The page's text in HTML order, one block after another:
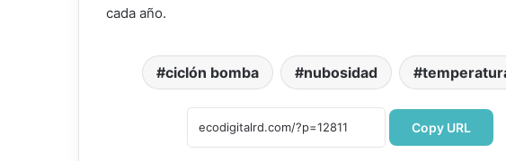
cada año.
ciclón bomba nubosidad
Copy URL